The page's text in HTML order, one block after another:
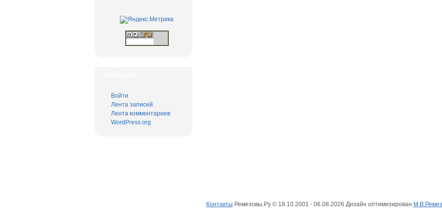
Войти
Лента записей
Лента комментариев
WordPress.org
Контакты Ремезовы.Ру © 18.10.2001 - 06.08.2026 Дизайн оптимизирован